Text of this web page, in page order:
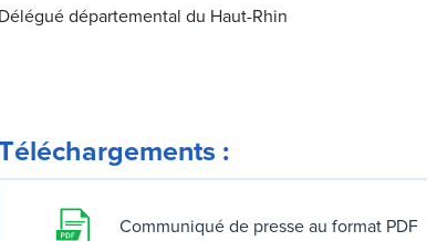
Délégué départemental du Haut-Rhin
:
Communiqué de presse au format PDF